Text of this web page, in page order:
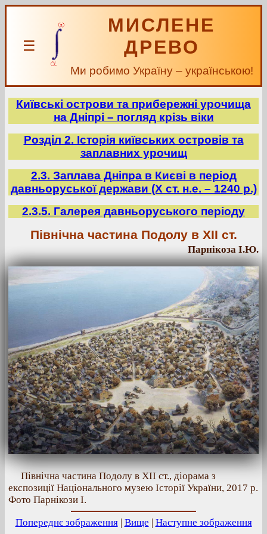
☰
МИСЛЕНЕ
ДРЕВО
Ми робимо Україну – українською!
Київські острови та прибережні урочища
на Дніпрі – погляд крізь віки
Розділ 2. Історія київських островів та
заплавних урочищ
2.3. Заплава Дніпра в Києві в період
давньоруської держави (Х ст. н.е. – 1240 р.)
2.3.5. Галерея давньоруського періоду
Північна частина Подолу в ХІІ ст.
Парнікоза І.Ю.
Північна частина Подолу в ХІІ ст., діорама з
експозиції Національного музею Історії України, 2017 р.
Фото Парнікози І.
Попереднє зображення| Вище | Наступне зображення